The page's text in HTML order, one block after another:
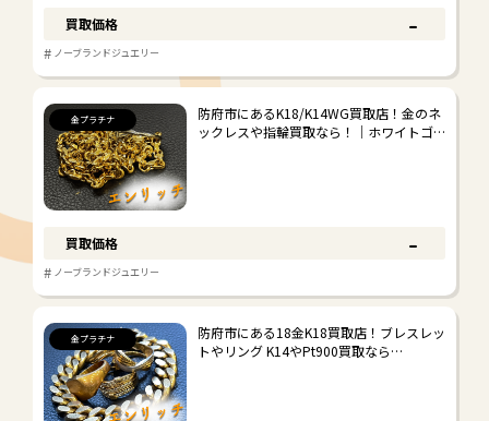
# ブランド衣料
# 生活雑貨 # 小型家電
# おもちゃ・楽器 # 電動工具
# その他
買取価格 -
# ノーブランドジュエリー
金プラチナ
防府市にあるK18/K14WG買取店！金のネ
ックレスや指輪買取なら！｜ホワイトゴ…
買取価格 -
# ノーブランドジュエリー
金プラチナ
防府市にある18金K18買取店！ブレスレッ
トやリング K14やPt900買取なら…